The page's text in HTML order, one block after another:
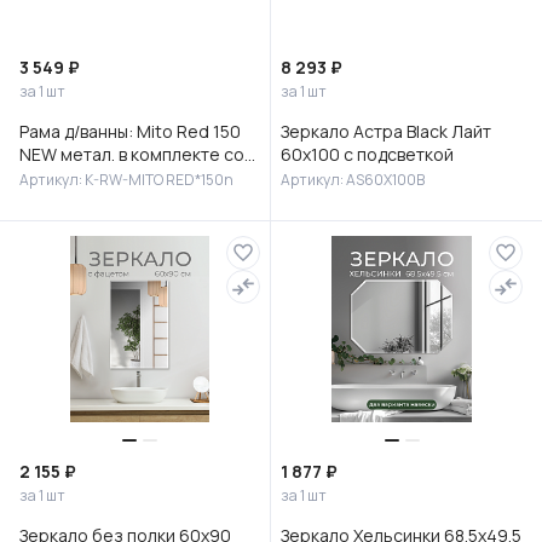
3 549 ₽
за 1 шт
Рама д/ванны: Mito Red 150
NEW метал. в комплекте со
сборочным пакетом, Сорт1
Артикул: K-RW-MITO RED*150n
8 293 ₽
за 1 шт
Зеркало Астра Black Лайт
60х100 с подсветкой
Артикул: AS60X100B
2 155 ₽
за 1 шт
Зеркало без полки 60х90
1 877 ₽
за 1 шт
Зеркало Хельсинки 68.5х49.5